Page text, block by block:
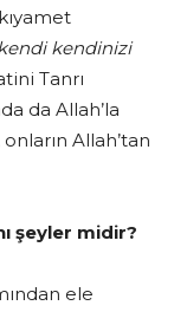
kendinizi
Tanrı
da Allah’la
Allah’tan
şeyler midir?
ele